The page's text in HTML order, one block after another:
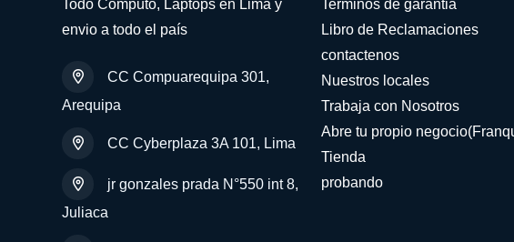
Todo Computo, Laptops en Lima y
envio a todo el país
CC Compuarequipa 301,
Arequipa
CC Cyberplaza 3A 101, Lima
jr gonzales prada N°550 int 8,
Juliaca
Terminos de garantia
Libro de Reclamaciones
contactenos
Nuestros locales
Trabaja con Nosotros
Abre tu propio
Tienda
probando